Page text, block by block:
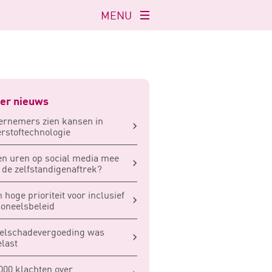
Navigatie
openen
MENU
nieuws
zien kansen in
uren op social media mee
de zelfstandigenaftrek?
hoge prioriteit voor inclusief
was
klachten over